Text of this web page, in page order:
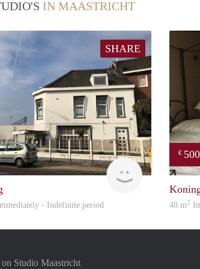
IN MAASTRICHT
SHARE
Woonhuis
- Indefinite period
€ 500
40 m2
Studio Maastricht